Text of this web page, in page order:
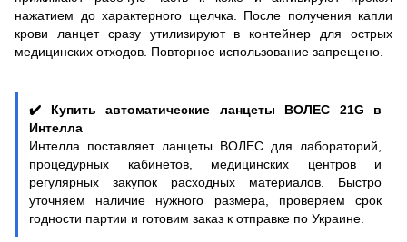
нажатием до характерного щелчка. После получения капли
крови ланцет сразу утилизируют в контейнер для острых
медицинских отходов. Повторное использование запрещено.
✔️ Купить автоматические ланцеты ВОЛЕС 21G в
Интелла
Интелла поставляет ланцеты ВОЛЕС для лабораторий,
процедурных кабинетов, медицинских центров и
регулярных закупок расходных материалов. Быстро
уточняем наличие нужного размера, проверяем срок
годности партии и готовим заказ к отправке по Украине.